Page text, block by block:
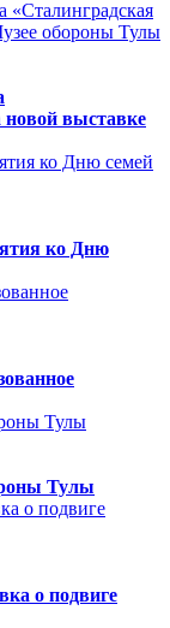
новой выставке
ко Дню
Тулы
о подвиге